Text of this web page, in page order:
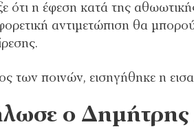
ότι η έφεση κατά της
αντιμετώπιση θα
των ποινών, εισηγήθηκε η
ο